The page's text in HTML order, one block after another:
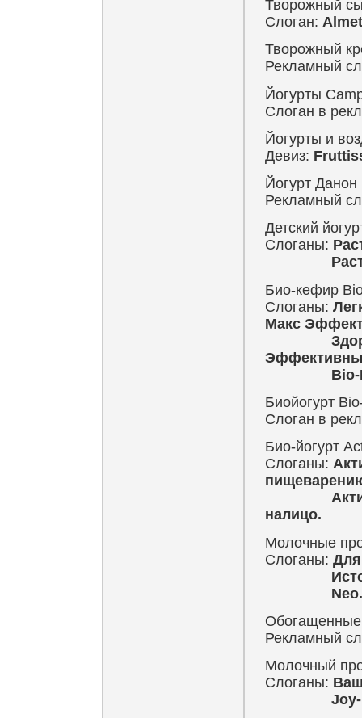
Творожный
Слоган:
Творожный
Рекламный
Йогурты
Слоган в
Йогурты и
Девиз:
Йогурт Данон
Рекламный
Детский
Слоганы:
Био-кефир
Слоганы:
Макс
Здоровье
Bio-Max.
Биойогурт
Слоган в
Био-йогурт
Слоганы:
Активия.
налицо.
Молочные
Слоганы: Для
Источник
Neo.
Обогащенные
Рекламный
Молочный
Слоганы:
Joy-Fit.